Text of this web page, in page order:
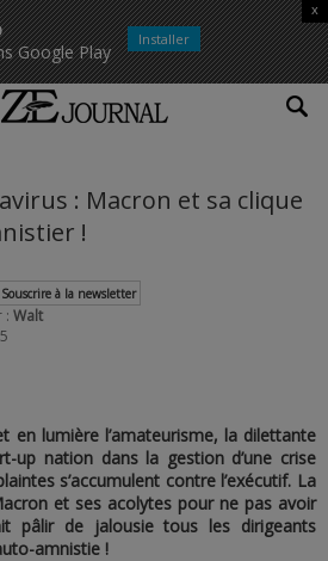
Google Play
x
Installer
: Macron et sa clique
!
Souscrire à la newsletter
: Walt
en lumière l’amateurisme, la dilettante
up nation dans la gestion d’une crise
s’accumulent contre l’exécutif. La
et ses acolytes pour ne pas avoir
pâlir de jalousie tous les dirigeants
amnistie !